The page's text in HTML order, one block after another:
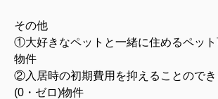
その他
①大好きなペットと一緒に住めるペッ
物件
②入居時の初期費用を抑えることのでき
(0・ゼロ)物件